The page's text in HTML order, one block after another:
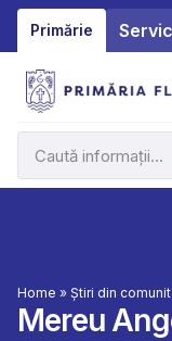
Primărie
Home » Știri din
Mereu